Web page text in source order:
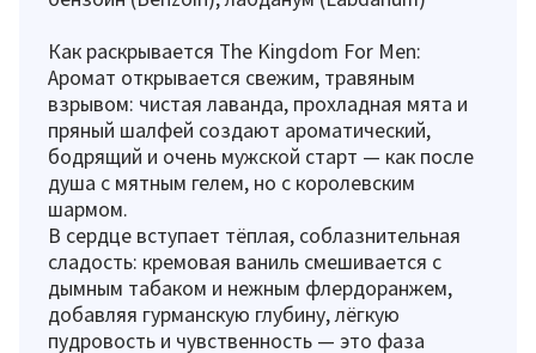
Как раскрывается The Kingdom For Men:
Аромат открывается свежим, травяным
взрывом: чистая лаванда, прохладная мята и
пряный шалфей создают ароматический,
бодрящий и очень мужской старт — как после
душа с мятным гелем, но с королевским
шармом.
В сердце вступает тёплая, соблазнительная
сладость: кремовая ваниль смешивается с
дымным табаком и нежным флердоранжем,
добавляя гурманскую глубину, лёгкую
пудровость и чувственность — это фаза